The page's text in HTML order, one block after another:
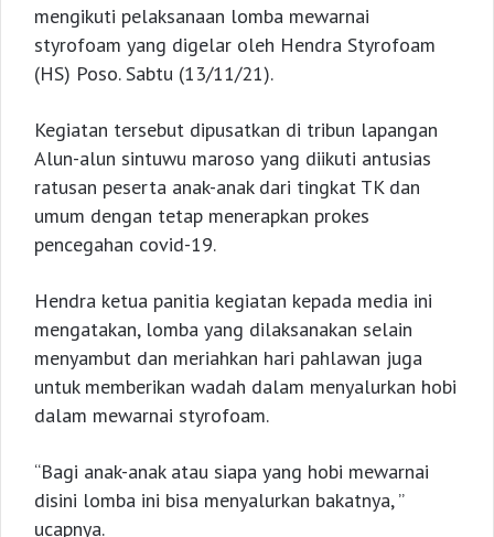
mengikuti pelaksanaan lomba mewarnai
styrofoam yang digelar oleh Hendra Styrofoam
(HS) Poso. Sabtu (13/11/21).
Kegiatan tersebut dipusatkan di tribun lapangan
Alun-alun sintuwu maroso yang diikuti antusias
ratusan peserta anak-anak dari tingkat TK dan
umum dengan tetap menerapkan prokes
pencegahan covid-19.
Hendra ketua panitia kegiatan kepada media ini
mengatakan, lomba yang dilaksanakan selain
menyambut dan meriahkan hari pahlawan juga
untuk memberikan wadah dalam menyalurkan hobi
dalam mewarnai styrofoam.
“Bagi anak-anak atau siapa yang hobi mewarnai
disini lomba ini bisa menyalurkan bakatnya, ”
ucapnya.